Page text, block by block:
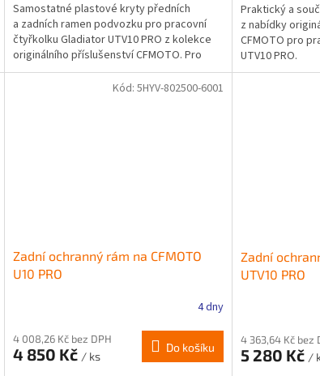
Samostatné plastové kryty předních
a zadních ramen podvozku pro pracovní
čtyřkolku Gladiator UTV10 PRO z kolekce
originálního příslušenství CFMOTO. Pro
kompletní...
Praktický a
z nabídky
CFMOTO pro
UTV10 PRO.
Zadní ochranný rám na CFMOTO
U10 PRO
4 dny
4 008,26 Kč bez DPH
4 850 Kč / ks
Do košíku
Kód: 5HYV-802500-6001
Zadní
UTV10 PRO
4 363,64 Kč bez
5 280 Kč /